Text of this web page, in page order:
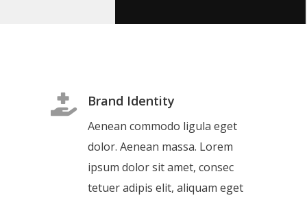
Brand Identity
Aenean commodo ligula eget
dolor. Aenean massa. Lorem
ipsum dolor sit amet, consec
tetuer adipis elit, aliquam eget